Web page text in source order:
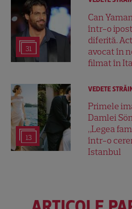
31
Can
într-o
diferită.
avocat în
filmat în
13
VEDETE
Primele
Damlei
„Legea
într-o
Istanbul